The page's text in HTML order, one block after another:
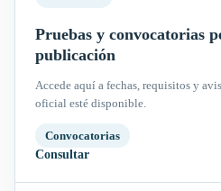
Pruebas y convocatorias
publicación
Accede aquí a fechas, requisitos y
oficial esté disponible.
Convocatorias
Consultar